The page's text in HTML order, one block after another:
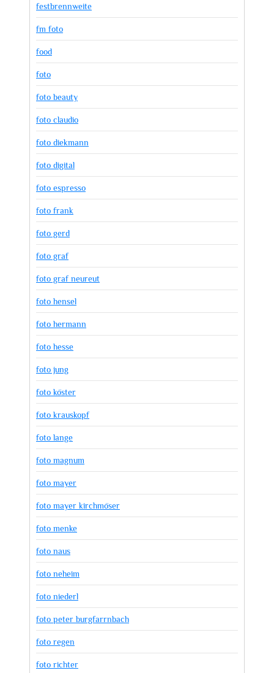
festbrennweite
fm foto
food
foto
foto beauty
foto claudio
foto diekmann
foto digital
foto espresso
foto frank
foto gerd
foto graf
foto graf neureut
foto hensel
foto hermann
foto hesse
foto jung
foto köster
foto krauskopf
foto lange
foto magnum
foto mayer
foto mayer kirchmöser
foto menke
foto naus
foto neheim
foto niederl
foto peter burgfarrnbach
foto regen
foto richter